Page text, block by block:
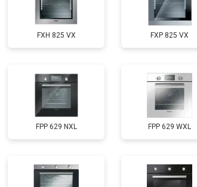
FXH 825 VX FXP 825 VX
FPP 629 NXL FPP 629 WXL